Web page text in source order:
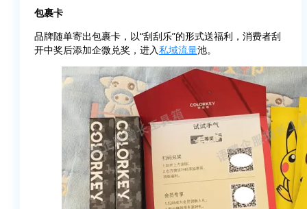
包裹卡
品牌随单寄出包裹卡，以“刮刮乐”的形式送福利，消费者刮
开中奖后添加企微兑奖，进入私域流量池。